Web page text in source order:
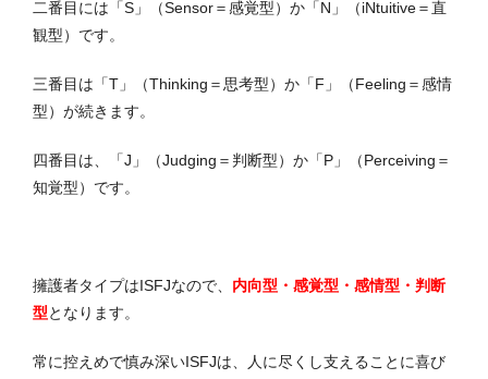
二番目には「S」（Sensor＝感覚型）か「N」（iNtuitive＝直
観型）です。
三番目は「T」（Thinking＝思考型）か「F」（Feeling＝感情
型）が続きます。
四番目は、「J」（Judging＝判断型）か「P」（Perceiving＝
知覚型）です。
擁護者タイプはISFJなので、 内向型・感覚型・感情型・判断
型となります。
常に控えめで慎み深いISFJは、人に尽くし支えることに喜び